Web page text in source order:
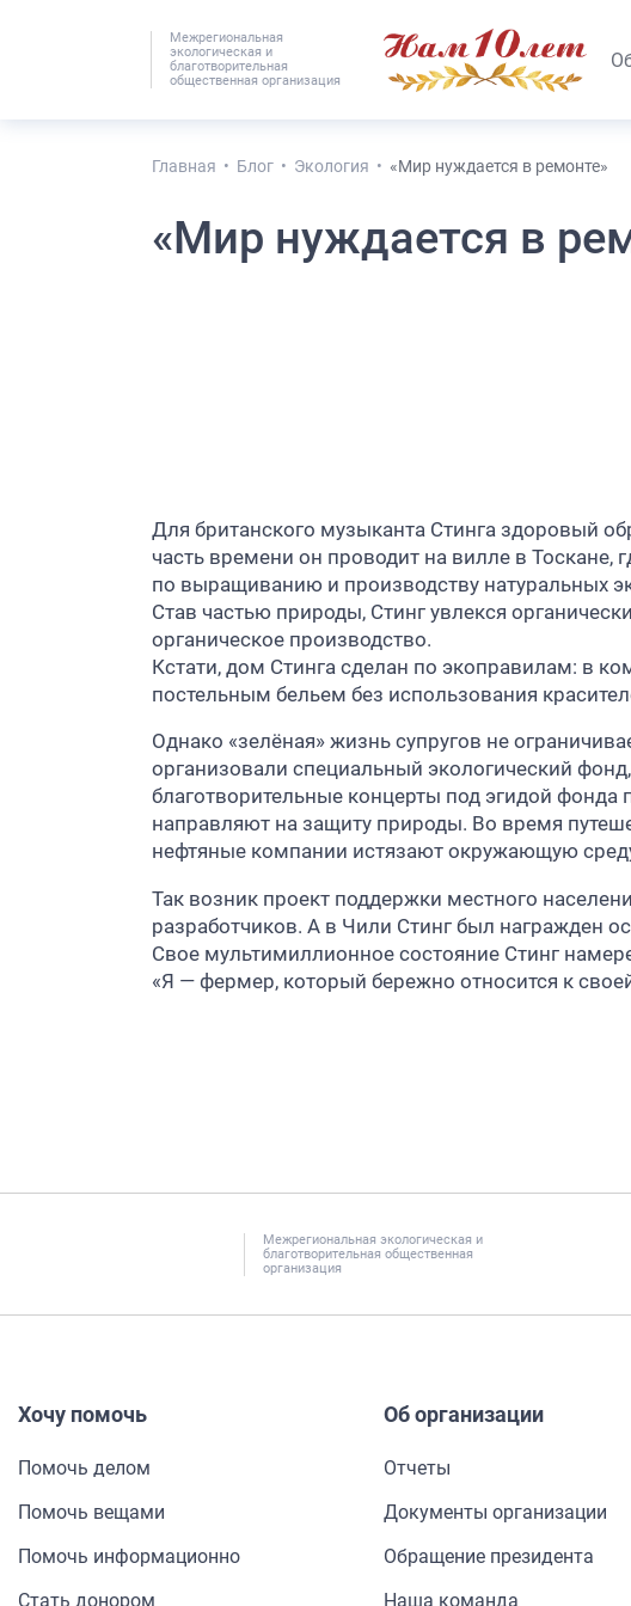
Межрегиональная
экологическая и
благотворительная
общественная организация
#25536 (без названия)
Главная Блог Экология «Мир нуждается в ремонте»
«Мир нуждается в
Для британского музыканта Стинга здоровый
часть времени он проводит на вилле в Тоскане,
по выращиванию и производству натуральных
Став частью природы, Стинг увлекся
органическое производство.
Кстати, дом Стинга сделан по экоправилам: в
постельным бельем без использования
Однако «зелёная» жизнь супругов не
организовали специальный экологический
благотворительные концерты под эгидой фонда
направляют на защиту природы. Во время
нефтяные компании истязают окружающую
Так возник проект поддержки местного
разработчиков. А в Чили Стинг был награжден
Свое мультимиллионное состояние Стинг
«Я — фермер, который бережно относится к
Межрегиональная экологическая и
благотворительная общественная
организация
Хочу помочь
Помочь делом
Помочь вещами
Помочь информа­ционно
Стать донором
Об организации
Отчеты
Документы организации
Обращение президента
Наша команда